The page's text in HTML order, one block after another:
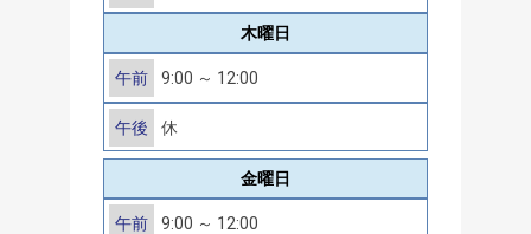
木曜日
午前 9:00 ～ 12:00
午後 休
金曜日
午前 9:00 ～ 12:00